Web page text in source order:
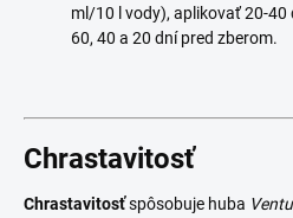
ml/10 l vody), aplikovať 20-
60, 40 a 20 dní pred zberom.
Chrastavitosť
Chrastavitosťspôsobuje huba